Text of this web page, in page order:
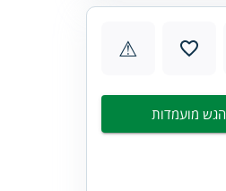
⚠
הגש מועמדות